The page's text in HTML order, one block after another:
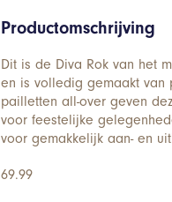
Productomschrijving
Dit is de Diva Rok van het
en is volledig gemaakt van
pailletten all-over geven
voor feestelijke
voor gemakkelijk aan- en
69.99